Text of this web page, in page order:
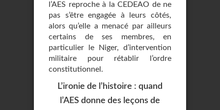
l’AES reproche à la CEDEAO de ne
pas s’être engagée à leurs côtés,
alors qu’elle a menacé par ailleurs
certains de ses membres, en
particulier le Niger, d’intervention
militaire pour rétablir l’ordre
constitutionnel.
L’ironie de l’histoire : quand
l’AES donne des leçons de